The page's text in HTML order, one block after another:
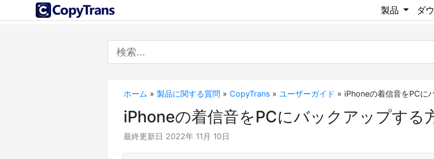
製品 ダ
ホーム » 製品に関する質問 » CopyTrans » ユーザーガイド » iPhoneの着信音をPCに
iPhoneの着信音をPCにバックアップする
最終更新日 2022年 11月 10日